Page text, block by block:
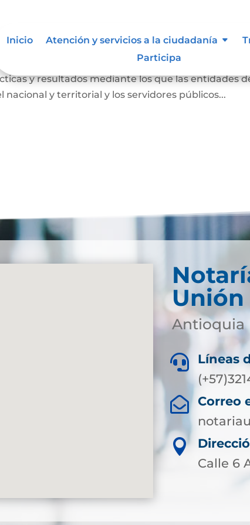
Inicio Atención y servicios a la ciudadanía
Participa
conformado por un conjunto de normas,
y resultados mediante los que las entidades
y territorial y los servidores públicos...
Unión
Antioquia

Líneas

Correo

Calle 6